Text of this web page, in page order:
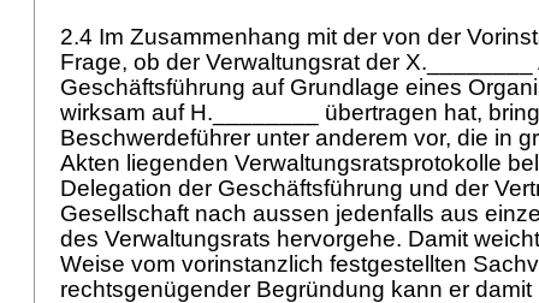
2.4 Im Zusammenhang mit der von der
Frage, ob der Verwaltungsrat der X.________
Geschäftsführung auf Grundlage eines
wirksam auf H.________ übertragen hat,
Beschwerdeführer unter anderem vor, die in
Akten liegenden Verwaltungsratsprotokolle
Delegation der Geschäftsführung und der
Gesellschaft nach aussen jedenfalls aus
des Verwaltungsrats hervorgehe. Damit
Weise vom vorinstanzlich festgestellten
rechtsgenügender Begründung kann er